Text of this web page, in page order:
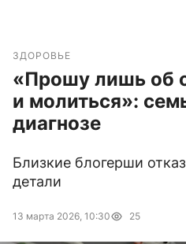
ЗДОРОВЬЕ
«Прошу лишь об
и молиться»:
диагнозе
Близкие блогерши
детали
13 марта 2026, 10:30 25